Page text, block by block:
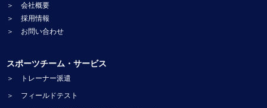
＞ 会社概要
＞ 採用情報
＞ お問い合わせ
スポーツチーム・サービス
＞ トレーナー派遣
＞ フィールドテスト